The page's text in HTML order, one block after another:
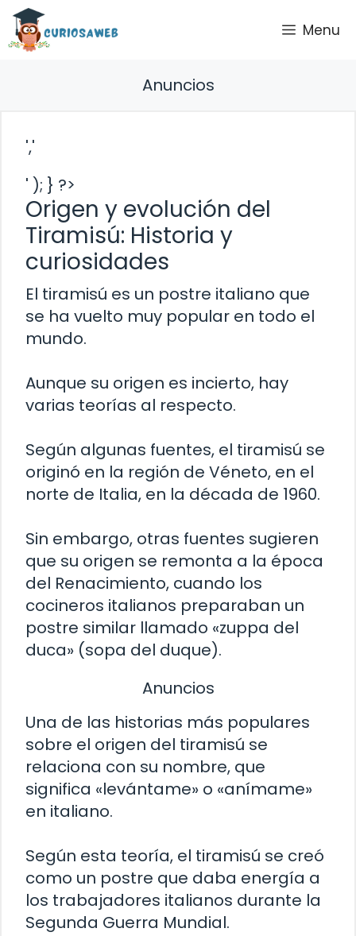
Saltar
contenido
Menu
Anuncios
','
' ); } ?>
Origen y evolución del
Tiramisú: Historia y
curiosidades
El tiramisú es un postre italiano que
se ha vuelto muy popular en todo el
mundo.
Aunque su origen es incierto, hay
varias teorías al respecto.
Según algunas fuentes, el tiramisú se
originó en la región de Véneto, en el
norte de Italia, en la década de 1960.
Sin embargo, otras fuentes sugieren
que su origen se remonta a la época
del Renacimiento, cuando los
cocineros italianos preparaban un
postre similar llamado «zuppa del
duca» (sopa del duque).
Anuncios
Una de las historias más populares
sobre el origen del tiramisú se
relaciona con su nombre, que
significa «levántame» o «anímame»
en italiano.
Según esta teoría, el tiramisú se creó
como un postre que daba energía a
los trabajadores italianos durante la
Segunda Guerra Mundial.